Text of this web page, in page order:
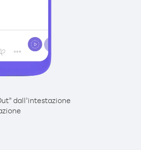
dall’intestazione